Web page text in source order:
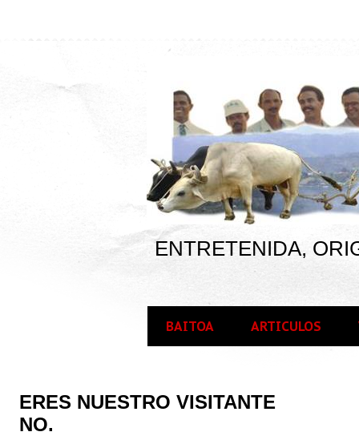
ENTRETENIDA,
BAITOA ARTICULOS
ERES NUESTRO VISITANTE
NO.